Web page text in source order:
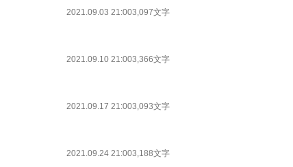
2021.09.03 21:003,097文字
2021.09.10 21:003,366文字
2021.09.17 21:003,093文字
2021.09.24 21:003,188文字